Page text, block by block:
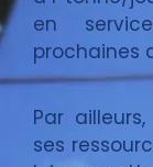
en
prochaines
Par
ses